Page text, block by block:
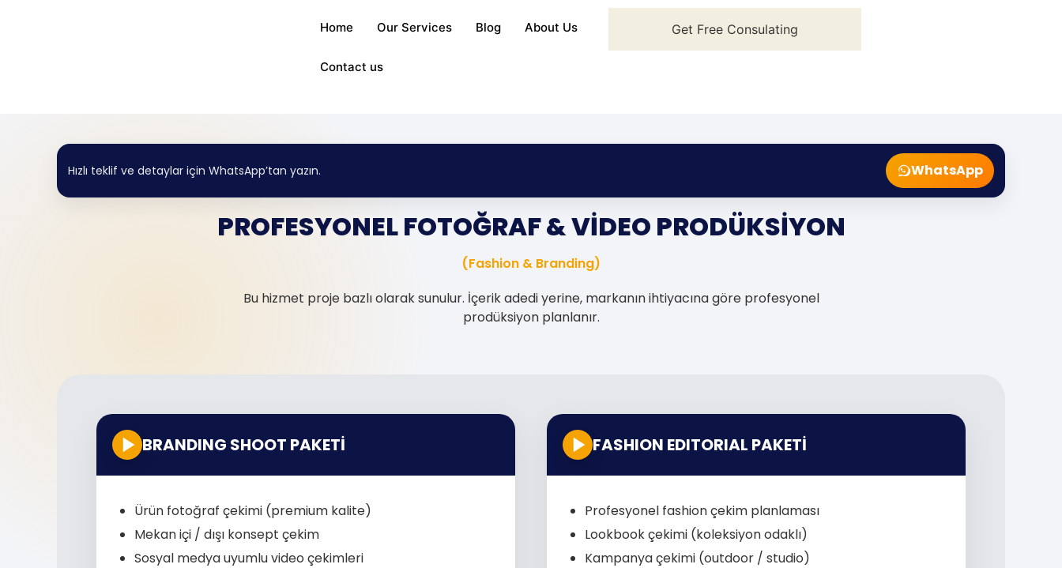
Home Our Services Blog About Us
Contact us
Get Free Consulating
Hızlı teklif ve detaylar için WhatsApp’tan yazın. WhatsApp
PROFESYONEL FOTOĞRAF & VİDEO PRODÜKSİYON
(Fashion & Branding)
Bu hizmet proje bazlı olarak sunulur. İçerik adedi yerine, markanın ihtiyacına göre profesyonel
prodüksiyon planlanır.
BRANDING SHOOT PAKETİ
Ürün fotoğraf çekimi (premium kalite)
Mekan içi / dışı konsept çekim
Sosyal medya uyumlu video çekimleri
FASHION EDITORIAL PAKETİ
Profesyonel fashion çekim planlaması
Lookbook çekimi (koleksiyon odaklı)
Kampanya çekimi (outdoor / studio)